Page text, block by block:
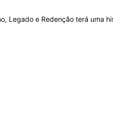
Legado e Redenção terá uma